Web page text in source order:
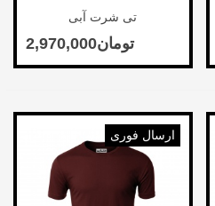
تی شرت آبی
ارسال فوری